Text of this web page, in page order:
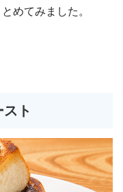
めてみました。
ト